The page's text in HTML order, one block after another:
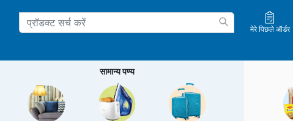
मेरे पिछले ऑर्डर
सामान्य पण्य